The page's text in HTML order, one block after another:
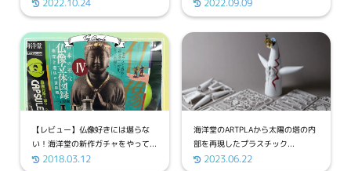
2022.10.24 2022.09.09
【レビュー】仏像好きには堪らな
い！海洋堂の新作ガチャをやって...
2018.03.12
海洋堂のARTPLAから太陽の塔の内
部を再現したプラスチック...
2023.06.22